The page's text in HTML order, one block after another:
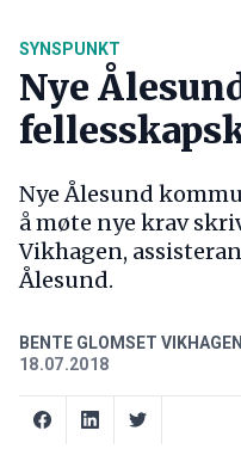
SYNSPUNKT
Nye
Nye Ålesund
å møte nye krav
Vikhagen,
Ålesund.
BENTE GLOMSET VIKHAGEN
18.07.2018